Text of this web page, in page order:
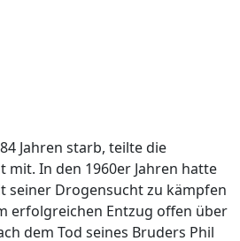
Jahren starb, teilte die
mit. In den 1960er Jahren hatte
seiner Drogensucht zu kämpfen
erfolgreichen Entzug offen über
dem Tod seines Bruders Phil